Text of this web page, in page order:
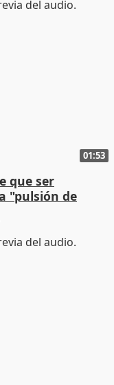
01:53
que ser
"pulsión de